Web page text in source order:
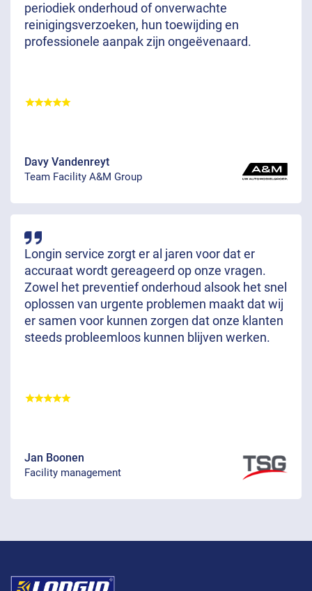
periodiek onderhoud of onverwachte
reinigingsverzoeken, hun toewijding en
professionele aanpak zijn ongeëvenaard.
Davy Vandenreyt
Team Facility A&M Group
Longin service zorgt er al jaren voor dat er
accuraat wordt gereageerd op onze vragen.
Zowel het preventief onderhoud alsook het snel
oplossen van urgente problemen maakt dat wij
er samen voor kunnen zorgen dat onze klanten
steeds probleemloos kunnen blijven werken.
Jan Boonen
Facility management